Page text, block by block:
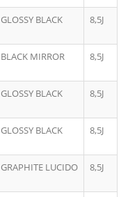
GLOSSY BLACK 8,5J
BLACK MIRROR 8,5J
GLOSSY BLACK 8,5J
GLOSSY BLACK 8,5J
GRAPHITE LUCIDO 8,5J